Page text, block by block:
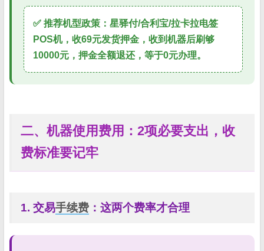
✅ 推荐机型政策：星驿付/合利宝/拉卡拉电签
POS机，收69元发货押金，收到机器后刷够
10000元，押金全额退还，等于0元办理。
二、机器使用费用：2项必要支出，收
费标准要记牢
1. 交易手续费 ：这两个费率才合理